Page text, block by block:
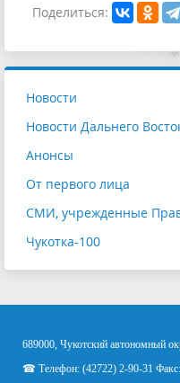
Поделиться:
Новости
Новости Дальнего
Анонсы
От первого лица
СМИ, учрежденные
Чукотка-100
689000, Чукотский автономный
☎ Телефон: (42722) 2-90-31